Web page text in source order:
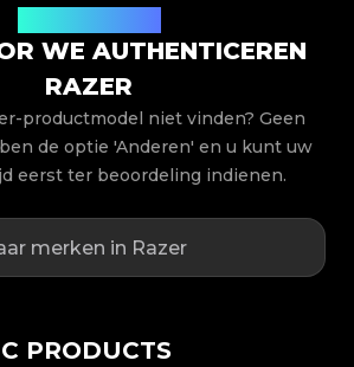
WE AUTHENTICEREN
RAZER
productmodel niet vinden? Geen
de optie 'Anderen' en u kunt uw
eerst ter beoordeling indienen.
PRODUCTS